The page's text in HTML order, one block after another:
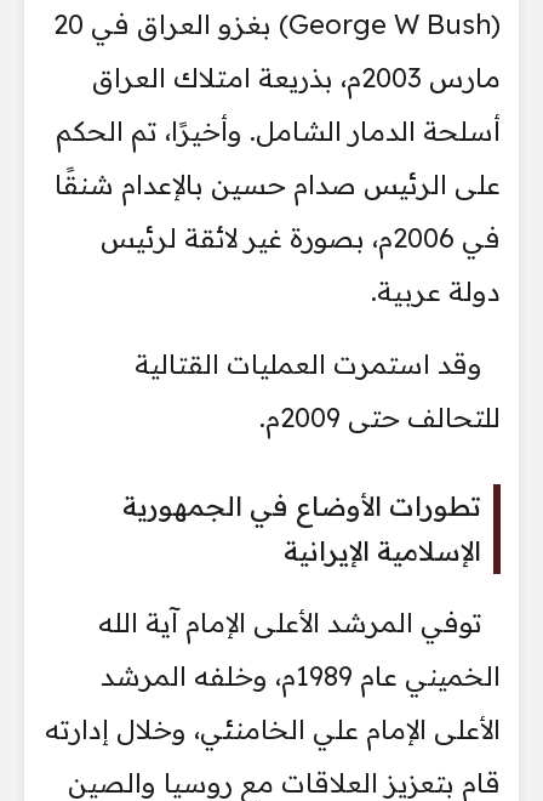
(George W Bush) بغزو العراق في 20
مارس 2003م، بذريعة امتلاك العراق
أسلحة الدمار الشامل. وأخيرًا، تم الحكم
على الرئيس صدام حسين بالإعدام شنقًا
في 2006م، بصورة غير لائقة لرئيس
دولة عربية.
وقد استمرت العمليات القتالية
للتحالف حتى 2009م.
تطورات الأوضاع في الجمهورية
الإسلامية الإيرانية
توفي المرشد الأعلى الإمام آية الله
الخميني عام 1989م، وخلفه المرشد
الأعلى الإمام علي الخامنئي، وخلال إدارته
قام بتعزيز العلاقات مع روسيا والصين